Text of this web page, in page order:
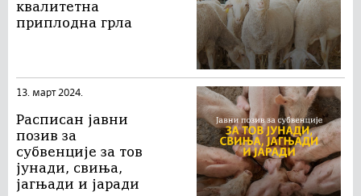
квалитетна
приплодна грла
13. март 2024.
Расписан jавни
позив за
субвенције за тов
јунади, свиња,
јагњади и јаради